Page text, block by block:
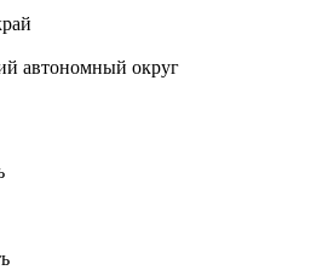
автономный округ